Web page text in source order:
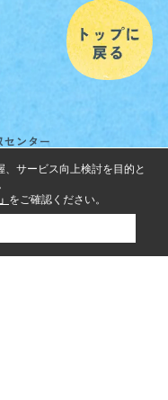
ンター
サービス向上検討を目的と
をご確認ください。